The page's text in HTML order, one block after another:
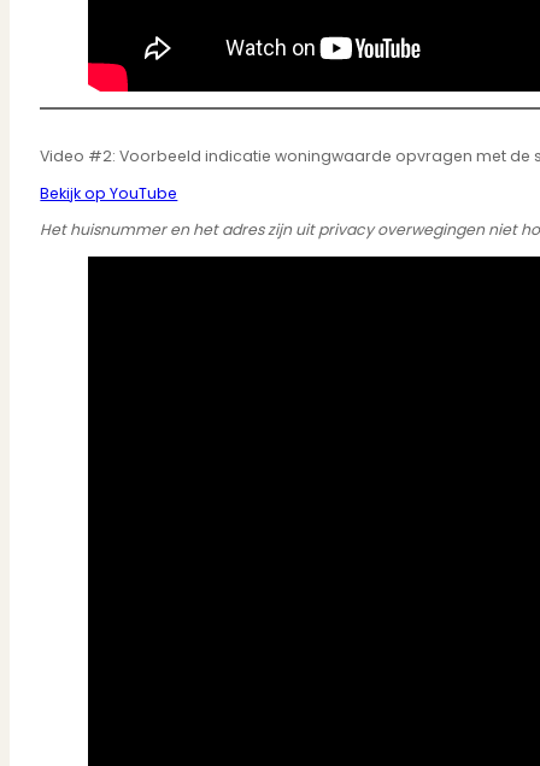
Video #2: Voorbeeld indicatie woningwaarde opvragen met de
Bekijk op YouTube
Het huisnummer en het adres zijn uit privacy overwegingen niet